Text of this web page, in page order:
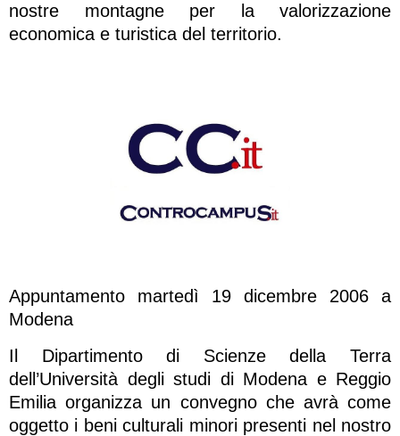
nostre montagne per la valorizzazione
economica e turistica del territorio.
Appuntamento martedì 19 dicembre 2006 a
Modena
Il Dipartimento di Scienze della Terra
dell’Università degli studi di Modena e Reggio
Emilia organizza un convegno che avrà come
oggetto i beni culturali minori presenti nel nostro